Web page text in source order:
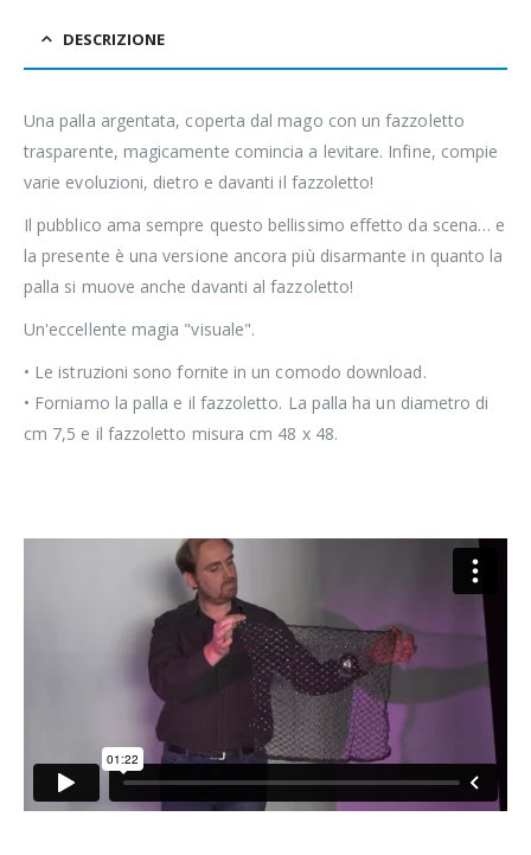
DESCRIZIONE
Una palla argentata, coperta dal mago con un fazzoletto
trasparente, magicamente comincia a levitare. Infine, compie
varie evoluzioni, dietro e davanti il fazzoletto!
Il pubblico ama sempre questo bellissimo effetto da scena… e
la presente è una versione ancora più disarmante in quanto la
palla si muove anche davanti al fazzoletto!
Un'eccellente magia "visuale".
• Le istruzioni sono fornite in un comodo download.
• Forniamo la palla e il fazzoletto. La palla ha un diametro di
cm 7,5 e il fazzoletto misura cm 48 x 48.